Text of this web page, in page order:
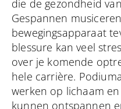
die de gezondheid
Gespannen
bewegingsapparaat
blessure kan veel
over je komende
hele carrière.
werken op lichaam
kunnen ontspannen